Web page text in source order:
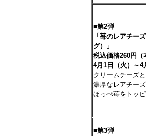
■第2弾
「苺のレアチー
グ）」
税込価格260円（
4月 1 日（火）～4
クリームチーズ
濃厚なレアチー
ほっぺ苺をトッ
■第3弾